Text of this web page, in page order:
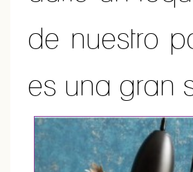
de nuestro
es una gran